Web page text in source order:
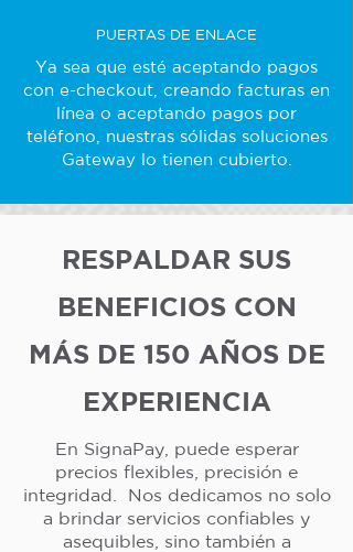
PUERTAS DE ENLACE
Ya sea que esté aceptando pagos
con e-checkout, creando facturas en
línea o aceptando pagos por
teléfono, nuestras sólidas soluciones
Gateway lo tienen cubierto.
RESPALDAR SUS
BENEFICIOS CON
MÁS DE 150 AÑOS DE
EXPERIENCIA
En SignaPay, puede esperar
precios flexibles, precisión e
integridad. Nos dedicamos no solo
a brindar servicios confiables y
asequibles, sino también a